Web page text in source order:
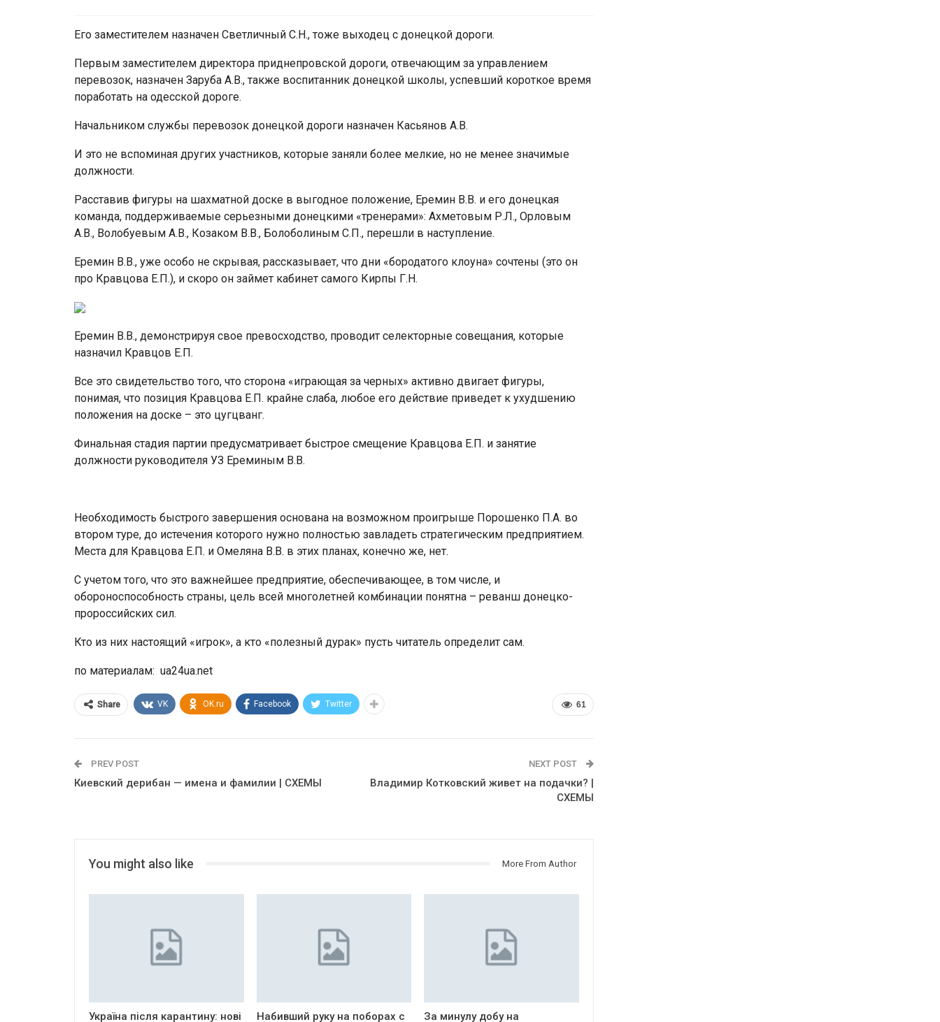
Его заместителем назначен Светличный С.Н., тоже выходец с донецкой дороги.
Первым заместителем директора приднепровской дороги, отвечающим за управлением
перевозок, назначен Заруба А.В., также воспитанник донецкой школы, успевший короткое время
поработать на одесской дороге.
Начальником службы перевозок донецкой дороги назначен Касьянов А.В.
И это не вспоминая других участников, которые заняли более мелкие, но не менее значимые
должности.
Расставив фигуры на шахматной доске в выгодное положение, Еремин В.В. и его донецкая
команда, поддерживаемые серьезными донецкими «тренерами»: Ахметовым Р.Л., Орловым
А.В., Волобуевым А.В., Козаком В.В., Болоболиным С.П., перешли в наступление.
Еремин В.В., уже особо не скрывая, рассказывает, что дни «бородатого клоуна» сочтены (это он
про Кравцова Е.П.), и скоро он займет кабинет самого Кирпы Г.Н.
Еремин В.В., демонстрируя свое превосходство, проводит селекторные совещания, которые
назначил Кравцов Е.П.
Все это свидетельство того, что сторона «играющая за черных» активно двигает фигуры,
понимая, что позиция Кравцова Е.П. крайне слаба, любое его действие приведет к ухудшению
положения на доске – это цугцванг.
Финальная стадия партии предусматривает быстрое смещение Кравцова Е.П. и занятие
должности руководителя УЗ Ереминым В.В.
Необходимость быстрого завершения основана на возможном проигрыше Порошенко П.А. во
втором туре, до истечения которого нужно полностью завладеть стратегическим предприятием.
Места для Кравцова Е.П. и Омеляна В.В. в этих планах, конечно же, нет.
С учетом того, что это важнейшее предприятие, обеспечивающее, в том числе, и
обороноспособность страны, цель всей многолетней комбинации понятна – реванш донецко-
пророссийских сил.
Кто из них настоящий «игрок», а кто «полезный дурак» пусть читатель определит сам.
по материалам: ua24ua.net
61
Share VK OK.ru Facebook Twitter
PREV POST
Киевский дерибан — имена и фамилии | СХЕМЫ
NEXT POST
Владимир Котковский живет на подачки? |
СХЕМЫ
You might also like More From Author
Україна після карантину: нові Набивший руку на поборах с За минулу добу на